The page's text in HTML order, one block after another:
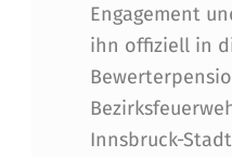
Engagement
ihn offiziell in
Innsbruck-